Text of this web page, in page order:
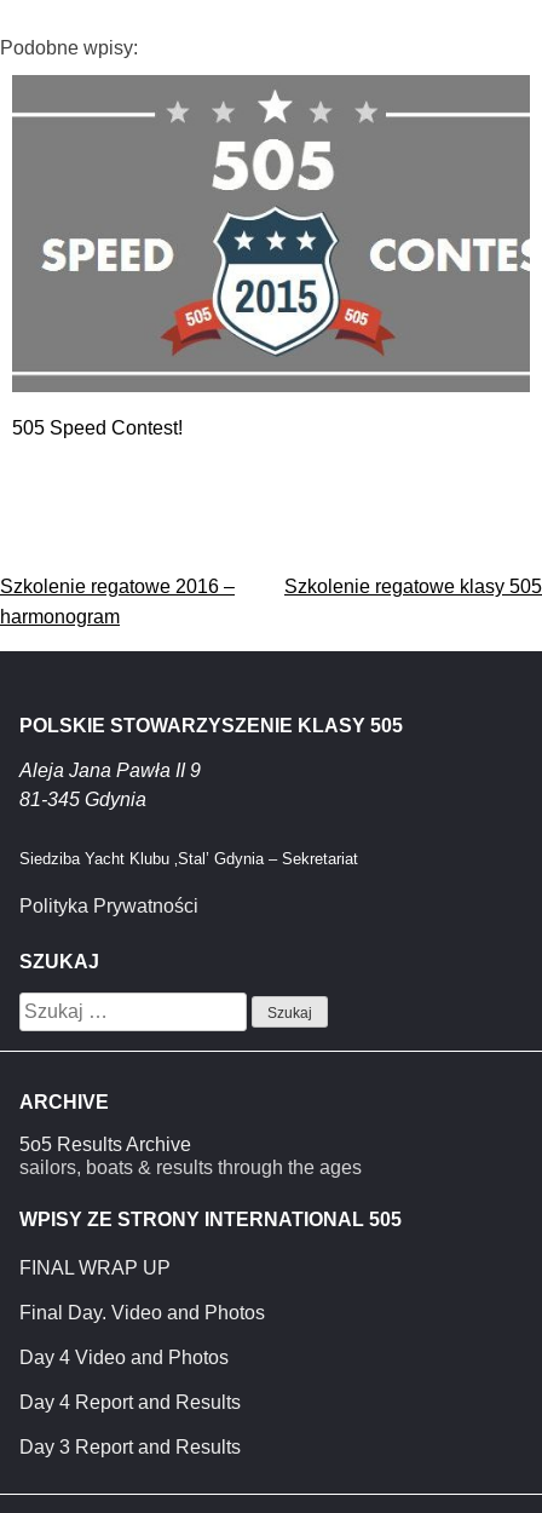
Podobne wpisy:
505 Speed Contest!
Nawigacja
wpisu
Szkolenie regatowe 2016 –
harmonogram
Szkolenie regatowe klasy 505
POLSKIE STOWARZYSZENIE KLASY 505
Aleja Jana Pawła II 9
81-345 Gdynia
Siedziba Yacht Klubu ‚Stal’ Gdynia – Sekretariat
Polityka Prywatności
SZUKAJ
Szukaj:
ARCHIVE
5o5 Results Archive
sailors, boats & results through the ages
WPISY ZE STRONY INTERNATIONAL 505
FINAL WRAP UP
Final Day. Video and Photos
Day 4 Video and Photos
Day 4 Report and Results
Day 3 Report and Results